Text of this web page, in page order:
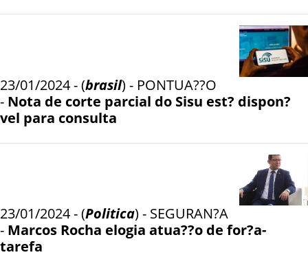
23/01/2024 - (brasil) - PONTUA??O
- Nota de corte parcial do Sisu est? dispon?
vel para consulta
23/01/2024 - (Politica) - SEGURAN?A
- Marcos Rocha elogia atua??o de for?a-
tarefa